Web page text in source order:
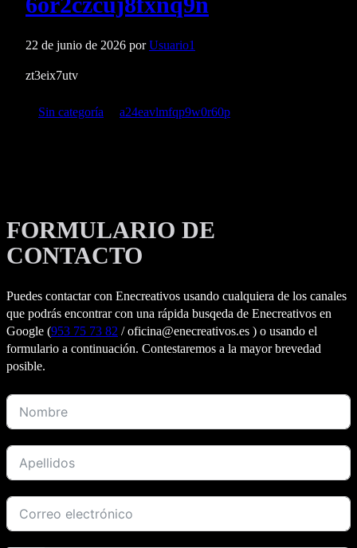
22 de junio de 2026 porUsuario1
zt3eix7utv
Categorías
Sin categoría Etiquetas
a24eavlmfqp9w0r60p
FORMULARIO DE
CONTACTO
Puedes contactar con Enecreativos usando cualquiera de los canales
que podrás encontrar con una rápida busqeda de Enecreativos en
Google (953 75 73 82 / oficina@enecreativos.es ) o usando el
formulario a continuación. Contestaremos a la mayor brevedad
posible.